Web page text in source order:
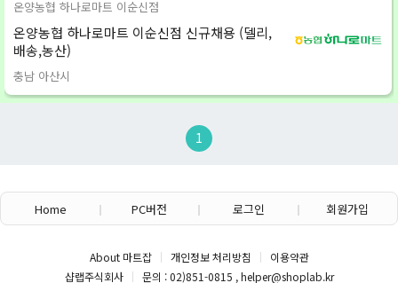
온양농협 하나로마트 이순신점
온양농협 하나로마트 이순신점 신규채용 (델리,
배송,농산)
충남 아산시
1
Home PC버전 로그인 회원가입
About 마트잡 개인정보 처리방침
이용약관
샵랩주식회사
문의 : 02)851-0815 , helper@shoplab.kr